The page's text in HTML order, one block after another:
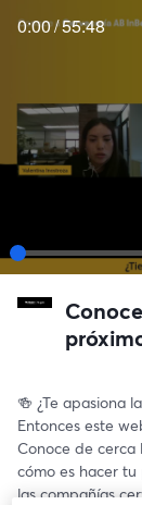
0:00/55:48
🍻 ¿Te apasiona
Entonces este
Conoce de cerca
cómo es hacer
las compañías